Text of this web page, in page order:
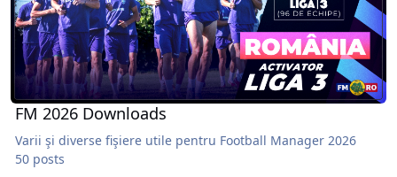
FM 2026 Downloads
Varii şi diverse fişiere utile pentru Football Manager 2026
50 posts